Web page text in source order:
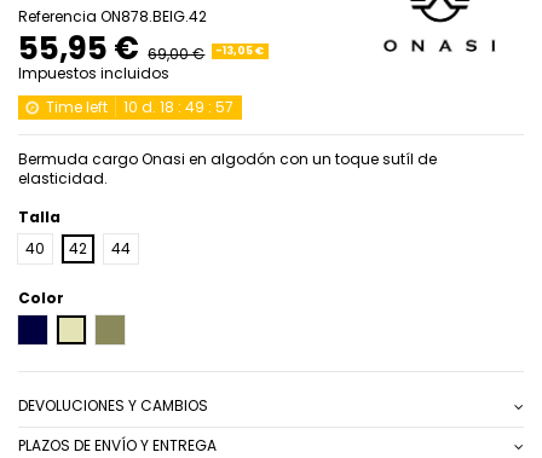
Referencia ON878.BEIG.42
55,95 € 69,00 € -13,05 €
Impuestos incluidos
Time left
10 d. 18 :49 :57
Bermuda cargo Onasi en algodón con un toque sutíl de
elasticidad.
Talla
40
42 44
Color
DEVOLUCIONES Y CAMBIOS
PLAZOS DE ENVÍO Y ENTREGA